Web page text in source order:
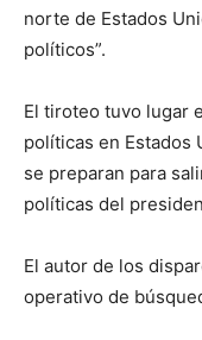
norte de Estados
políticos”.
El tiroteo tuvo lugar
políticas en Estados
se preparan para
políticas del
El autor de los
operativo de